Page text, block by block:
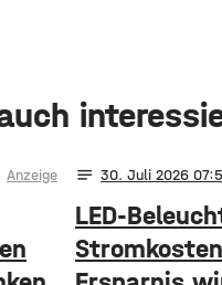
Anzeige notes 30. Juli 2026
LED-